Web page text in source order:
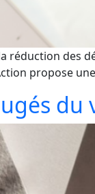
réduction des
propose
du